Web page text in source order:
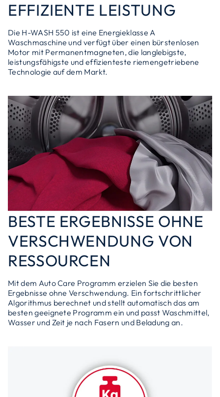
EFFIZIENTE LEISTUNG
Die H-WASH 550 ist eine Energieklasse A
Waschmaschine und verfügt über einen bürstenlosen
Motor mit Permanentmagneten, die langlebigste,
leistungsfähigste und effizienteste riemengetriebene
Technologie auf dem Markt.
BESTE ERGEBNISSE OHNE
VERSCHWENDUNG VON
RESSOURCEN
Mit dem Auto Care Programm erzielen Sie die besten
Ergebnisse ohne Verschwendung. Ein fortschrittlicher
Algorithmus berechnet und stellt automatisch das am
besten geeignete Programm ein und passt Waschmittel,
Wasser und Zeit je nach Fasern und Beladung an.